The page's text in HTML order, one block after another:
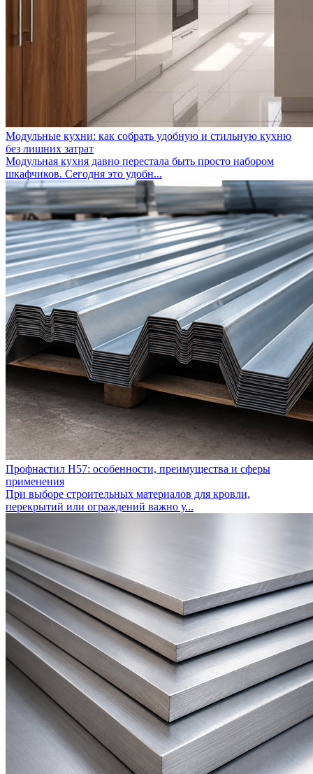
Модульные кухни: как собрать удобную и стильную кухню
без лишних затрат
Модульная кухня давно перестала быть просто набором
шкафчиков. Сегодня это удобн...
Профнастил Н57: особенности, преимущества и сферы
применения
При выборе строительных материалов для кровли,
перекрытий или ограждений важно у...